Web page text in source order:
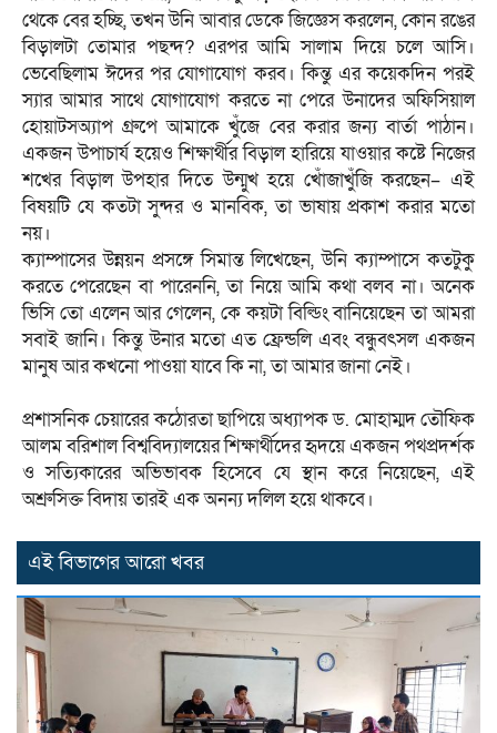
থেকে বের হচ্ছি, তখন উনি আবার ডেকে জিজ্ঞেস করলেন, কোন রঙের
বিড়ালটা তোমার পছন্দ? এরপর আমি সালাম দিয়ে চলে আসি।
ভেবেছিলাম ঈদের পর যোগাযোগ করব। কিন্তু এর কয়েকদিন পরই
স্যার আমার সাথে যোগাযোগ করতে না পেরে উনাদের অফিসিয়াল
হোয়াটসঅ্যাপ গ্রুপে আমাকে খুঁজে বের করার জন্য বার্তা পাঠান।
একজন উপাচার্য হয়েও শিক্ষার্থীর বিড়াল হারিয়ে যাওয়ার কষ্টে নিজের
শখের বিড়াল উপহার দিতে উন্মুখ হয়ে খোঁজাখুঁজি করছেন– এই
বিষয়টি যে কতটা সুন্দর ও মানবিক, তা ভাষায় প্রকাশ করার মতো
নয়।
‎ক্যাম্পাসের উন্নয়ন প্রসঙ্গে সিমান্ত লিখেছেন, উনি ক্যাম্পাসে কতটুকু
করতে পেরেছেন বা পারেননি, তা নিয়ে আমি কথা বলব না। অনেক
ভিসি তো এলেন আর গেলেন, কে কয়টা বিল্ডিং বানিয়েছেন তা আমরা
সবাই জানি। কিন্তু উনার মতো এত ফ্রেন্ডলি এবং বন্ধুবৎসল একজন
মানুষ আর কখনো পাওয়া যাবে কি না, তা আমার জানা নেই।
‎প্রশাসনিক চেয়ারের কঠোরতা ছাপিয়ে অধ্যাপক ড. মোহাম্মদ তৌফিক
আলম বরিশাল বিশ্ববিদ্যালয়ের শিক্ষার্থীদের হৃদয়ে একজন পথপ্রদর্শক
ও সত্যিকারের অভিভাবক হিসেবে যে স্থান করে নিয়েছেন, এই
অশ্রুসিক্ত বিদায় তারই এক অনন্য দলিল হয়ে থাকবে।
এই বিভাগের আরো খবর